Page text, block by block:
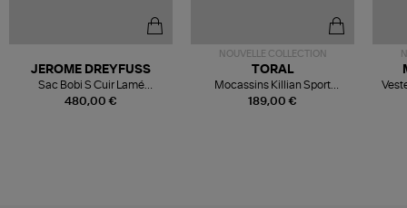
480,00 €
JEROME DREYFUSS
Sac Bobi S Cuir Lamé
Champagne
NOUVELLE COLLECTION
189,00 €
TORAL
Mocassins Killian Sport
Mousse